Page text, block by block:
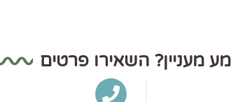
מעניין? השאירו פרטים